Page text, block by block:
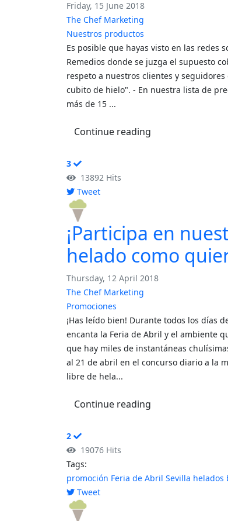
Friday, 15 June 2018
The Chef Marketing
Nuestros productos
Es posible que hayas visto en las redes
Remedios donde se juzga el supuesto
respeto a nuestros clientes y
cubito de hielo". - En nuestra lista de
más de 15 ...
Continue reading
3
13892 Hits
Tweet
pinterest
¡Participa en
helado como
Thursday, 12 April 2018
The Chef Marketing
Promociones
¡Has leído bien! Durante todos los días
encanta la Feria de Abril y el ambiente
que hay miles de instantáneas
al 21 de abril en el concurso diario a la
libre de hela...
Continue reading
2
19076 Hits
Tags:
promoción Feria de Abril Sevilla helados
Tweet
pinterest